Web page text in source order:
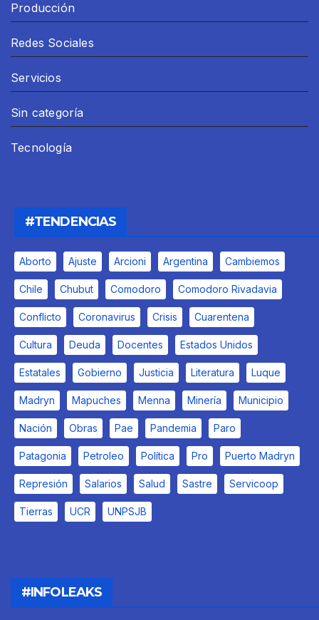
Producción
Redes Sociales
Servicios
Sin categoría
Tecnología
#TENDENCIAS
Aborto Ajuste Arcioni Argentina Cambiemos
Chile Chubut Comodoro Comodoro Rivadavia
Conflicto Coronavirus Crisis Cuarentena
Cultura Deuda Docentes Estados Unidos
Estatales Gobierno Justicia Literatura Luque
Madryn Mapuches Menna Minería Municipio
Nación Obras Pae Pandemia Paro
Patagonia Petroleo Política Pro Puerto Madryn
Represión Salarios Salud Sastre Servicoop
Tierras UCR UNPSJB
#INFOLEAKS